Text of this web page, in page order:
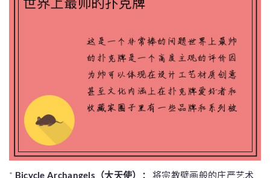
* Bicycle Archangels（大天使）：
将宗教壁画般的庄严艺术